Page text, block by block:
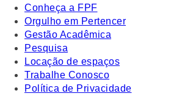
Conheça a FPF
Orgulho em Pertencer
Gestão Acadêmica
Pesquisa
Locação de espaços
Trabalhe Conosco
Política de Privacidade